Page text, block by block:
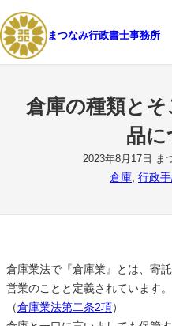
内
容
を
まつなみ行政書士事務所
倉庫の種類と
品に
2023年8月17日 ま
倉庫, 行政
倉庫業法で『倉庫業』とは、寄
営業のことと定義されています。
（倉庫業法第二条2項）